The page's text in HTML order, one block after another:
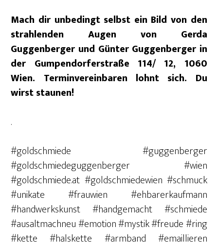
Mach dir unbedingt selbst ein Bild von den
strahlenden Augen von Gerda
Guggenberger und Günter Guggenberger in
der Gumpendorferstraße 114/ 12, 1060
Wien. Terminvereinbaren lohnt sich. Du
wirst staunen!
.
#goldschmiede #guggenberger
#goldschmiedeguggenberger #wien
#goldschmiede.at #goldschmiedewien #schmuck
#unikate #frauwien #ehbarerkaufmann
#handwerkskunst #handgemacht #schmiede
#ausaltmachneu #emotion #mystik #freude #ring
#kette #halskette #armband #emaillieren